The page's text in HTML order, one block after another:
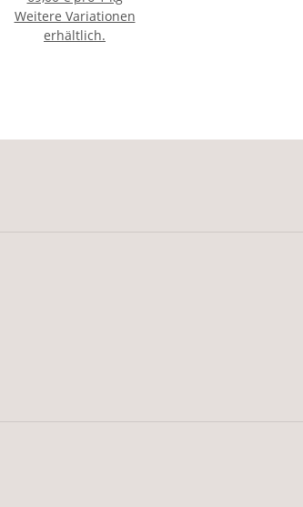
Weitere Variationen
erhältlich.